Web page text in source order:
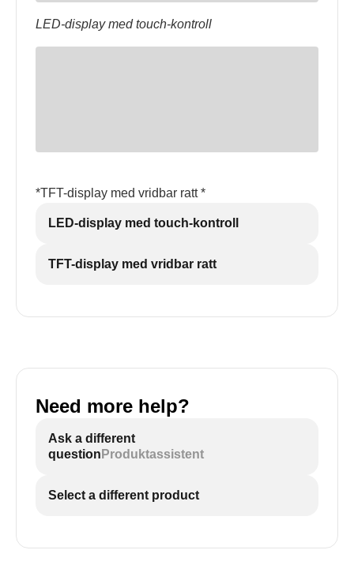
LED-display med touch-kontroll
*TFT-display med vridbar ratt *
LED-display med touch-kontroll
TFT-display med vridbar ratt
Need more help?
Ask a different
question Produktassistent
Select a different product